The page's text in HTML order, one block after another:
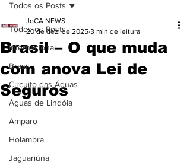
Todos os Posts
Internacional
Brasil
Circuito das Águas
Águas de Lindóia
Amparo
Holambra
Jaguariúna
Todos os Posts
Brasil – O que muda
com anova Lei de
Seguros
JoCA NEWS
20 de dez. de 2025 3 min de leitura